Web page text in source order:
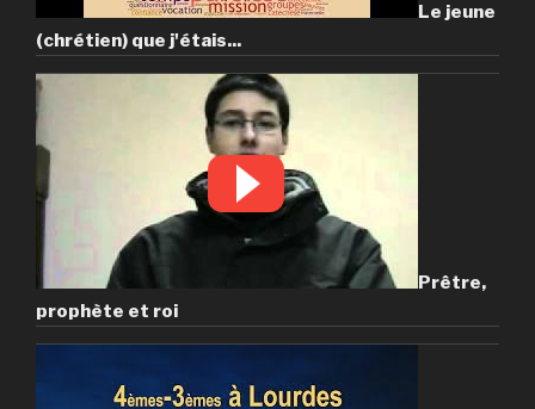
Le jeune
(chrétien) que j'étais...
Prêtre,
prophète et roi